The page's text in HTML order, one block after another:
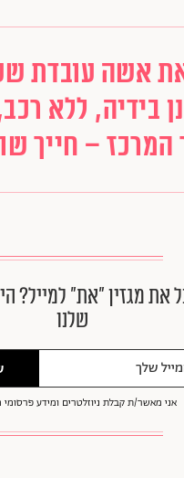
אשה עובדת
בידיה, ללא
המרכז – חייך
את מגזין ״את״ למייל?
שלנו
אני מאשר/ת קבלת ניוזלטרים ומידע